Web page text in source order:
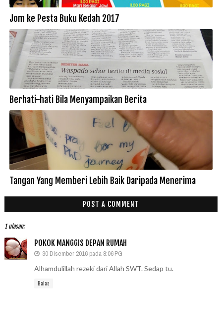
Jom ke Pesta Buku Kedah 2017
Berhati-hati Bila Menyampaikan Berita
Tangan Yang Memberi Lebih Baik Daripada Menerima
POST A COMMENT
1 ulasan:
POKOK MANGGIS DEPAN RUMAH
30 Disember 2016 pada 8:06 PG
Alhamdulillah rezeki dari Allah SWT. Sedap tu.
Balas